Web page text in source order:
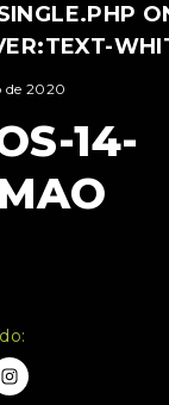
de 2020
14-